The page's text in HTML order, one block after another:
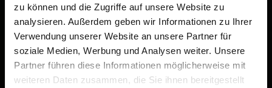
zu können und die Zugriffe auf unsere Website zu
analysieren. Außerdem geben wir Informationen zu Ihrer
Verwendung unserer Website an unsere Partner für
soziale Medien, Werbung und Analysen weiter. Unsere
Partner führen diese Informationen möglicherweise mit
weiteren Daten zusammen, die Sie ihnen bereitgestellt